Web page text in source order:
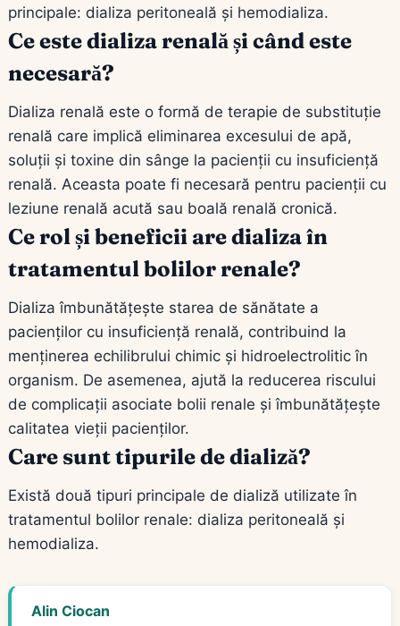
principale: dializa peritoneală și hemodializa.
Ce este dializa renală și când este
necesară?
Dializa renală este o formă de terapie de substituție
renală care implică eliminarea excesului de apă,
soluții și toxine din sânge la pacienții cu insuficiență
renală. Aceasta poate fi necesară pentru pacienții cu
leziune renală acută sau boală renală cronică.
Ce rol și beneficii are dializa în
tratamentul bolilor renale?
Dializa îmbunătățește starea de sănătate a
pacienților cu insuficiență renală, contribuind la
menținerea echilibrului chimic și hidroelectrolitic în
organism. De asemenea, ajută la reducerea riscului
de complicații asociate bolii renale și îmbunătățește
calitatea vieții pacienților.
Care sunt tipurile de dializă?
Există două tipuri principale de dializă utilizate în
tratamentul bolilor renale: dializa peritoneală și
hemodializa.
Alin Ciocan